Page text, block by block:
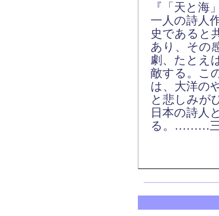
『「天と海
一人の詩人
史であると
あり、その
劇、たとえ
敵する。こ
は、大洋の
と悲しみが
日本の詩人
る。………三